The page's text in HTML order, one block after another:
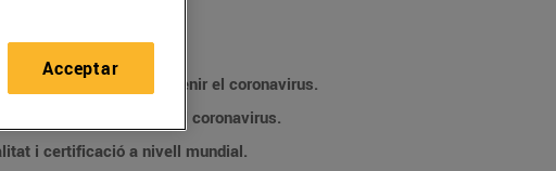
els estàndards més exigents per combatre i prevenir el coronavirus.
El protocol contempla mesures higiènic-sanitàries, organitzatives, de prevenció del risc de la seguretat i salut davant del coronavirus.
La certificació l’ha concedit TÜV Rheinland, empresa líder en serveis tècnics, de seguretat, qualitat i certificació a nivell mundial.
Acceptar